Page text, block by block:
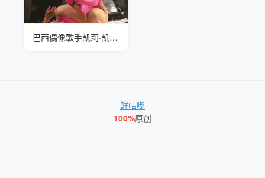
巴西偶像歌手凯莉·凯 Kelly Key 演唱会现场
鲜咕嘟
100%原创